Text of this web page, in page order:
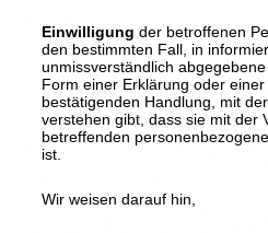
Einwilligung der betroffenen
den bestimmten Fall, in
unmissverständlich
Form einer Erklärung oder
bestätigenden Handlung, mit
verstehen gibt, dass sie mit der
betreffenden
ist.
Wir weisen darauf hin,